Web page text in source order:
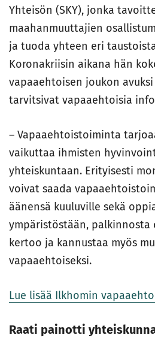
Yhteisön (SKY), jonka
maahanmuuttajien
ja tuoda yhteen eri
Koronakriisin aikana hän
vapaaehtoisen joukon
tarvitsivat vapaaehtoisia
– Vapaaehtoistoiminta
vaikuttaa ihmisten
yhteiskuntaan. Erityisesti
voivat saada
äänensä kuuluville sekä
ympäristöstään,
kertoo ja kannustaa myös
vapaaehtoiseksi.
Lue lisää Ilkhomin
Raati painotti